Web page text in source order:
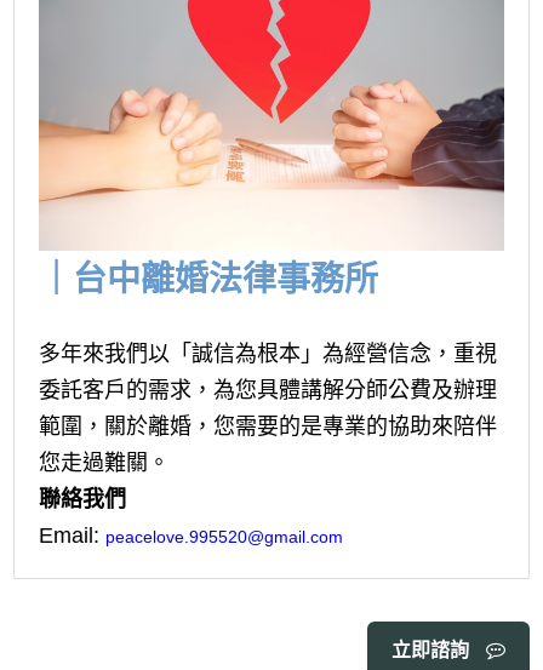
｜台中離婚法律事務所
多年來我們以「誠信為根本」為經營信念，重視
委託客戶的需求，為您具體講解分師公費及辦理
範圍，關於離婚，您需要的是專業的協助來陪伴
您走過難關。
聯絡我們
Email: peacelove.995520@gmail.com
立即諮詢